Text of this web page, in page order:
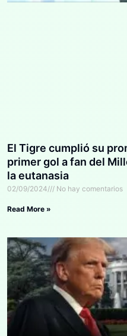
El Tigre cumplió su
primer gol a fan del
la eutanasia
02/09/2024 No hay comentarios
Read More »